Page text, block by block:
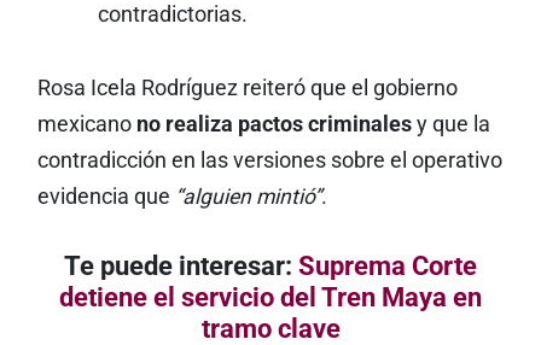
contradictorias.
Rosa Icela Rodríguez reiteró que el gobierno
mexicano no realiza pactos criminalesy que la
contradicción en las versiones sobre el operativo
evidencia que “alguien mintió”.
Te puede interesar: Suprema Corte
detiene el servicio del Tren Maya en
tramo clave